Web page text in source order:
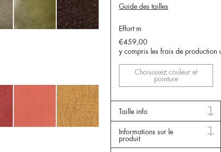
Guide des tailles
Effort m
€459,00
y compris les frais de production
Choisissez couleur et
pointure
Taille info
Informations sur le
produit